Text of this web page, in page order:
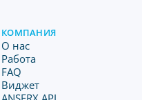
КОМПАНИЯ
O нас
Работа
FAQ
Виджет